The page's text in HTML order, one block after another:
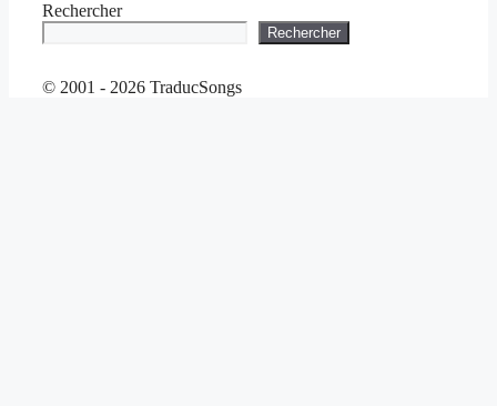
Rechercher
Rechercher
© 2001 - 2026 TraducSongs